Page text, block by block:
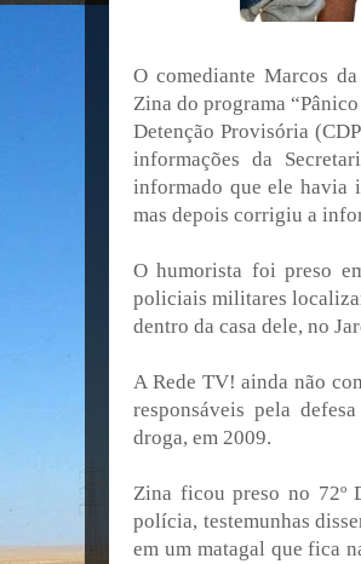
O comediante Marcos
Zina do programa
Detenção Provisória
informações da
informado que ele havia
mas depois corrigiu a
O humorista foi preso
policiais militares
dentro da casa dele, no
A Rede TV! ainda não
responsáveis pela
droga, em 2009.
Zina ficou preso no 72º
polícia, testemunhas
em um matagal que fica